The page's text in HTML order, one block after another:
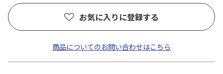
お気に入りに登録する
商品についてのお問い合わせはこちら